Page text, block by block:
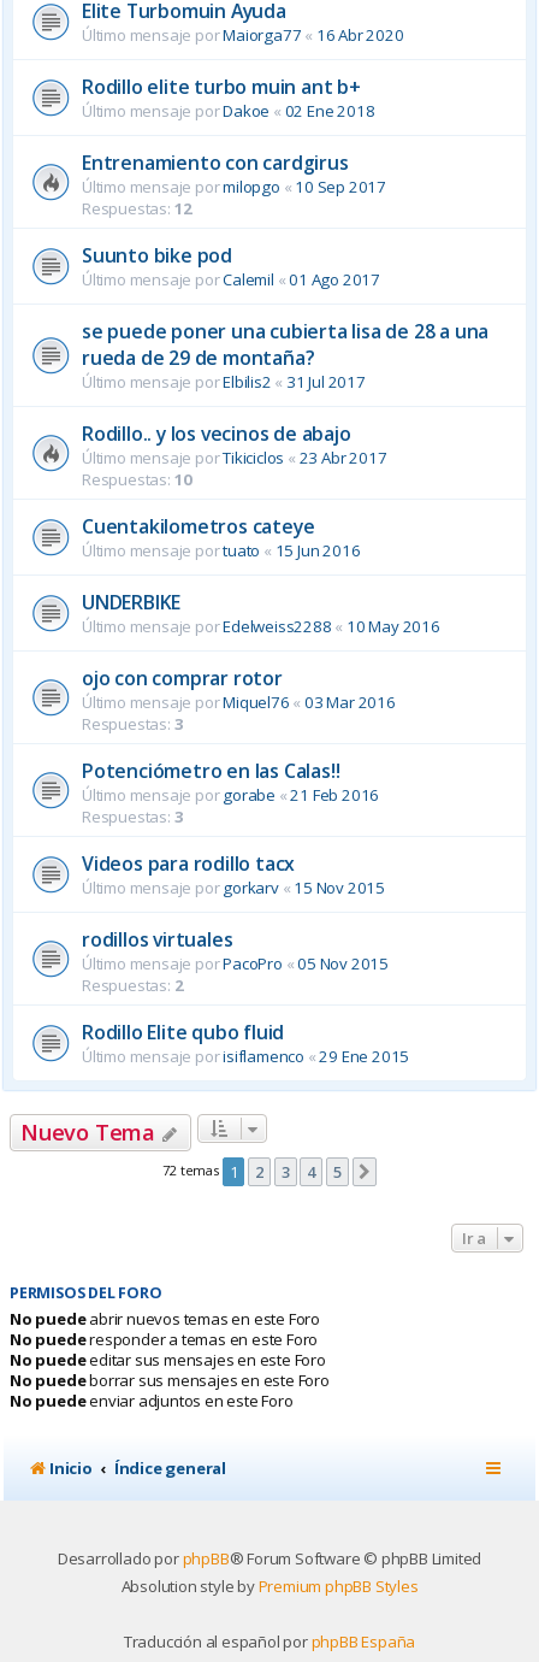
Elite Turbomuin Ayuda
Último mensaje porMaiorga77 « 16 Abr 2020
Rodillo elite turbo muin ant b+
Último mensaje porDakoe « 02 Ene 2018
Entrenamiento con cardgirus
Último mensaje pormilopgo « 10 Sep 2017
Respuestas: 12
Suunto bike pod
Último mensaje porCalemil «01 Ago 2017
se puede poner una cubierta lisa de 28 a una
rueda de 29 de montaña?
Último mensaje porElbilis2 « 31 Jul 2017
Rodillo.. y los vecinos de abajo
Último mensaje porTikiciclos « 23 Abr 2017
Respuestas: 10
Cuentakilometros cateye
Último mensaje portuato « 15 Jun 2016
UNDERBIKE
Último mensaje porEdelweiss2288 « 10 May 2016
ojo con comprar rotor
Último mensaje porMiquel76 «03 Mar 2016
Respuestas: 3
Potenciómetro en las Calas!!
Último mensaje porgorabe «21 Feb 2016
Respuestas: 3
Videos para rodillo tacx
Último mensaje porgorkarv« 15 Nov 2015
rodillos virtuales
Último mensaje porPacoPro «05 Nov 2015
Respuestas: 2
Rodillo Elite qubo fluid
Último mensaje porisiflamenco «29 Ene 2015
Nuevo Tema
72 temas 1 2 3 4 5
Ir a
PERMISOS DEL FORO
No puedeabrir nuevos temas en este Foro
No puederesponder a temas en este Foro
No puedeeditar sus mensajes en este Foro
No puedeborrar sus mensajes en este Foro
No puedeenviar adjuntos en este Foro
Inicio Índice general
Desarrollado porphpBB® Forum Software © phpBB Limited
Absolution style byPremium phpBB Styles
Traducción al español porphpBB España